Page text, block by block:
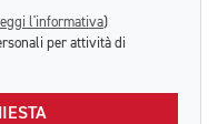
l'informativa)
per attività di